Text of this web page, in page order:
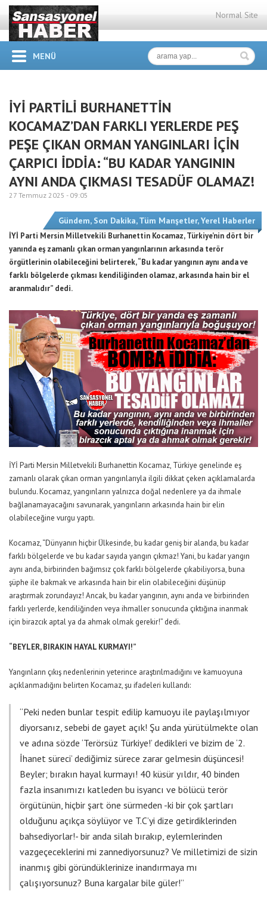
Normal Site
MENÜ
İYİ PARTİLİ BURHANETTİN
KOCAMAZ’DAN FARKLI YERLERDE PEŞ
PEŞE ÇIKAN ORMAN YANGINLARI İÇİN
ÇARPICI İDDİA: “BU KADAR YANGININ
AYNI ANDA ÇIKMASI TESADÜF OLAMAZ!
27 Temmuz 2025 - 09:05
Gündem, Son Dakika,Tüm Manşetler,Yerel Haberler
İYİ Parti Mersin Milletvekili Burhanettin Kocamaz, Türkiye’nin dört bir
yanında eş zamanlı çıkan orman yangınlarının arkasında terör
örgütlerinin olabileceğini belirterek, “Bu kadar yangının aynı anda ve
farklı bölgelerde çıkması kendiliğinden olamaz, arkasında hain bir el
aranmalıdır” dedi.
İYİ Parti Mersin Milletvekili Burhanettin Kocamaz, Türkiye genelinde eş
zamanlı olarak çıkan orman yangınlarıyla ilgili dikkat çeken açıklamalarda
bulundu. Kocamaz, yangınların yalnızca doğal nedenlere ya da ihmale
bağlanamayacağını savunarak, yangınların arkasında hain bir elin
olabileceğine vurgu yaptı.
Kocamaz, “Dünyanın hiçbir Ülkesinde, bu kadar geniş bir alanda, bu kadar
farklı bölgelerde ve bu kadar sayıda yangın çıkmaz! Yani, bu kadar yangın
aynı anda, birbirinden bağımsız çok farklı bölgelerde çıkabiliyorsa, buna
şüphe ile bakmak ve arkasında hain bir elin olabileceğini düşünüp
araştırmak zorundayız! Ancak, bu kadar yangının, aynı anda ve birbirinden
farklı yerlerde, kendiliğinden veya ihmaller sonucunda çıktığına inanmak
için birazcık aptal ya da ahmak olmak gerekir!” dedi.
“BEYLER, BIRAKIN HAYAL KURMAYI!”
Yangınların çıkış nedenlerinin yeterince araştırılmadığını ve kamuoyuna
açıklanmadığını belirten Kocamaz, şu ifadeleri kullandı:
“Peki neden bunlar tespit edilip kamuoyu ile paylaşılmıyor
diyorsanız, sebebi de gayet açık! Şu anda yürütülmekte olan
ve adına sözde ‘Terörsüz Türkiye!’ dedikleri ve bizim de ‘2.
İhanet süreci’ dediğimiz sürece zarar gelmesin düşüncesi!
Beyler; bırakın hayal kurmayı! 40 küsür yıldır, 40 binden
fazla insanımızı katleden bu isyancı ve bölücü terör
örgütünün, hiçbir şart öne sürmeden -ki bir çok şartları
olduğunu açıkça söylüyor ve T.C’yi dize getirdiklerinden
bahsediyorlar!- bir anda silah bırakıp, eylemlerinden
vazgeçeceklerini mi zannediyorsunuz? Ve milletimizi de sizin
inanmış gibi göründüklerinize inandırmaya mı
çalışıyorsunuz? Buna kargalar bile güler!”